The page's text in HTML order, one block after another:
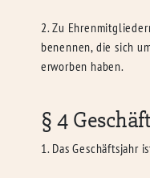
2. Zu
benennen, die sich
erworben haben.
§ 4
1. Das Geschäftsjahr